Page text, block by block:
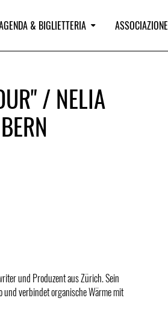
& BIGLIETTERIA ASSOCIAZIONE
/ NELIA
und Produzent aus Zürich. Sein
und verbindet organische Wärme mit